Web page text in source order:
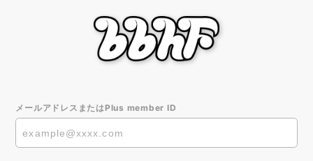
メールアドレスまたはPlus member ID